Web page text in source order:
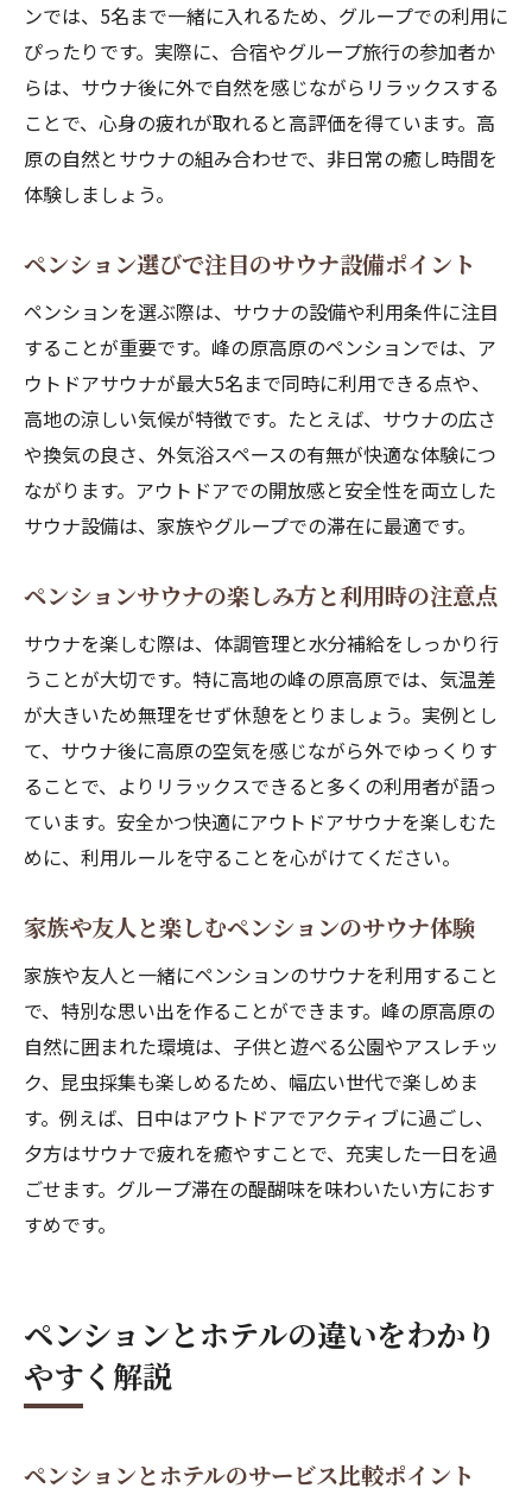
ンでは、5名まで一緒に入れるため、グループでの利用に
ぴったりです。実際に、合宿やグループ旅行の参加者か
らは、サウナ後に外で自然を感じながらリラックスする
ことで、心身の疲れが取れると高評価を得ています。高
原の自然とサウナの組み合わせで、非日常の癒し時間を
体験しましょう。
ペンション選びで注目のサウナ設備ポイント
ペンションを選ぶ際は、サウナの設備や利用条件に注目
することが重要です。峰の原高原のペンションでは、ア
ウトドアサウナが最大5名まで同時に利用できる点や、
高地の涼しい気候が特徴です。たとえば、サウナの広さ
や換気の良さ、外気浴スペースの有無が快適な体験につ
ながります。アウトドアでの開放感と安全性を両立した
サウナ設備は、家族やグループでの滞在に最適です。
ペンションサウナの楽しみ方と利用時の注意点
サウナを楽しむ際は、体調管理と水分補給をしっかり行
うことが大切です。特に高地の峰の原高原では、気温差
が大きいため無理をせず休憩をとりましょう。実例とし
て、サウナ後に高原の空気を感じながら外でゆっくりす
ることで、よりリラックスできると多くの利用者が語っ
ています。安全かつ快適にアウトドアサウナを楽しむた
めに、利用ルールを守ることを心がけてください。
家族や友人と楽しむペンションのサウナ体験
家族や友人と一緒にペンションのサウナを利用すること
で、特別な思い出を作ることができます。峰の原高原の
自然に囲まれた環境は、子供と遊べる公園やアスレチッ
ク、昆虫採集も楽しめるため、幅広い世代で楽しめま
す。例えば、日中はアウトドアでアクティブに過ごし、
夕方はサウナで疲れを癒やすことで、充実した一日を過
ごせます。グループ滞在の醍醐味を味わいたい方におす
すめです。
ペンションとホテルの違いをわかり
やすく解説
ペンションとホテルのサービス比較ポイント